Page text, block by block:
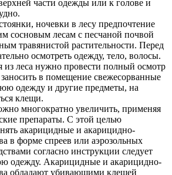
части одежды или к голове и
ночевки в лесу предпочтение
сосновым лесам с песчаной почвой
травянистой растительности. Перед
осмотреть одежду, тело, волосы.
из леса нужно провести полный осмотр
в помещение свежесорванные
одежду и другие предметы, на
клещи.
многократно увеличить, применяя
препараты. С этой целью
акарицидные и акарицидно-
в форме спреев или аэрозольных
согласно инструкции следует
одежду. Акарицидные и акарицидно-
обладают убивающими клещей